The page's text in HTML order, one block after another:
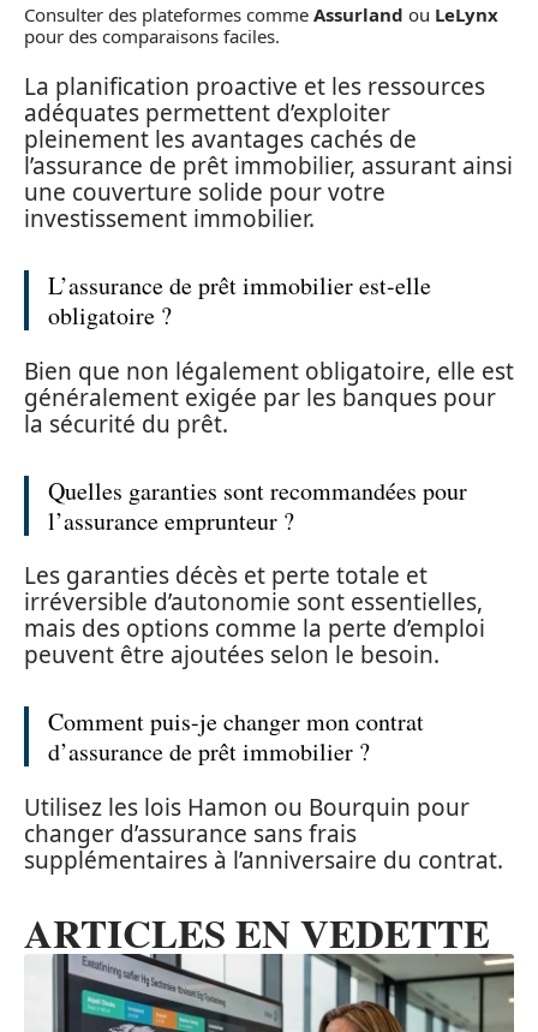
Consulter des plateformes comme Assurland ou LeLynx
pour des comparaisons faciles.
La planification proactive et les ressources
adéquates permettent d’exploiter
pleinement les avantages cachés de
l’assurance de prêt immobilier, assurant ainsi
une couverture solide pour votre
investissement immobilier.
L’assurance de prêt immobilier est-elle
obligatoire ?
Bien que non légalement obligatoire, elle est
généralement exigée par les banques pour
la sécurité du prêt.
Quelles garanties sont recommandées pour
l’assurance emprunteur ?
Les garanties décès et perte totale et
irréversible d’autonomie sont essentielles,
mais des options comme la perte d’emploi
peuvent être ajoutées selon le besoin.
Comment puis-je changer mon contrat
d’assurance de prêt immobilier ?
Utilisez les lois Hamon ou Bourquin pour
changer d’assurance sans frais
supplémentaires à l’anniversaire du contrat.
ARTICLES EN VEDETTE